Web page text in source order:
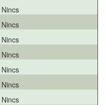
Nincs
Nincs
Nincs
Nincs
Nincs
Nincs
Nincs